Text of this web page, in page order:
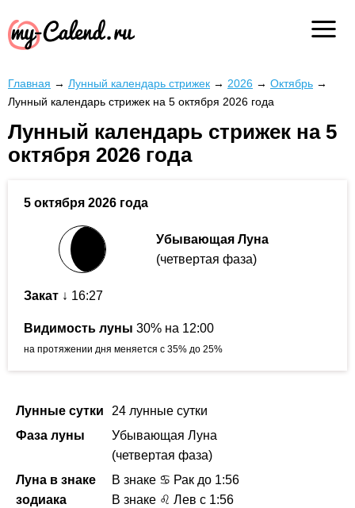
Главная → Лунный календарь стрижек → 2026 → Октябрь →
Лунный календарь стрижек на 5 октября 2026 года
Лунный календарь стрижек на 5
октября 2026 года
5 октября 2026 года
Убывающая Луна
(четвертая фаза)
Закат ↓ 16:27
Видимость луны 30% на 12:00
на протяжении дня меняется с 35% до 25%
Лунные сутки
24 лунные сутки
Фаза луны
Убывающая Луна
(четвертая фаза)
Луна в знаке
зодиака
В знаке ♋ Рак до 1:56
В знаке ♌ Лев с 1:56